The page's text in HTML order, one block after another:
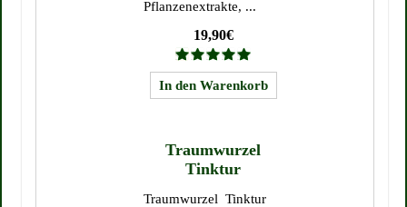
Pflanzenextrakte, ...
19,90€
Traumwurzel
Tinktur
Traumwurzel Tinktur